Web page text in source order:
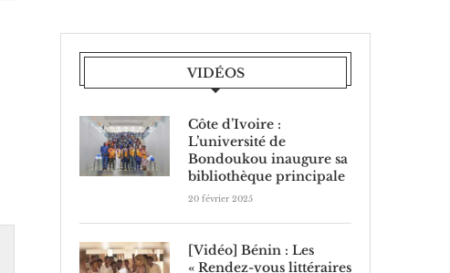
VIDÉOS
Côte d’Ivoire :
L’université de
Bondoukou inaugure sa
bibliothèque principale
20 février 2025
[Vidéo] Bénin : Les
« Rendez-vous littéraires